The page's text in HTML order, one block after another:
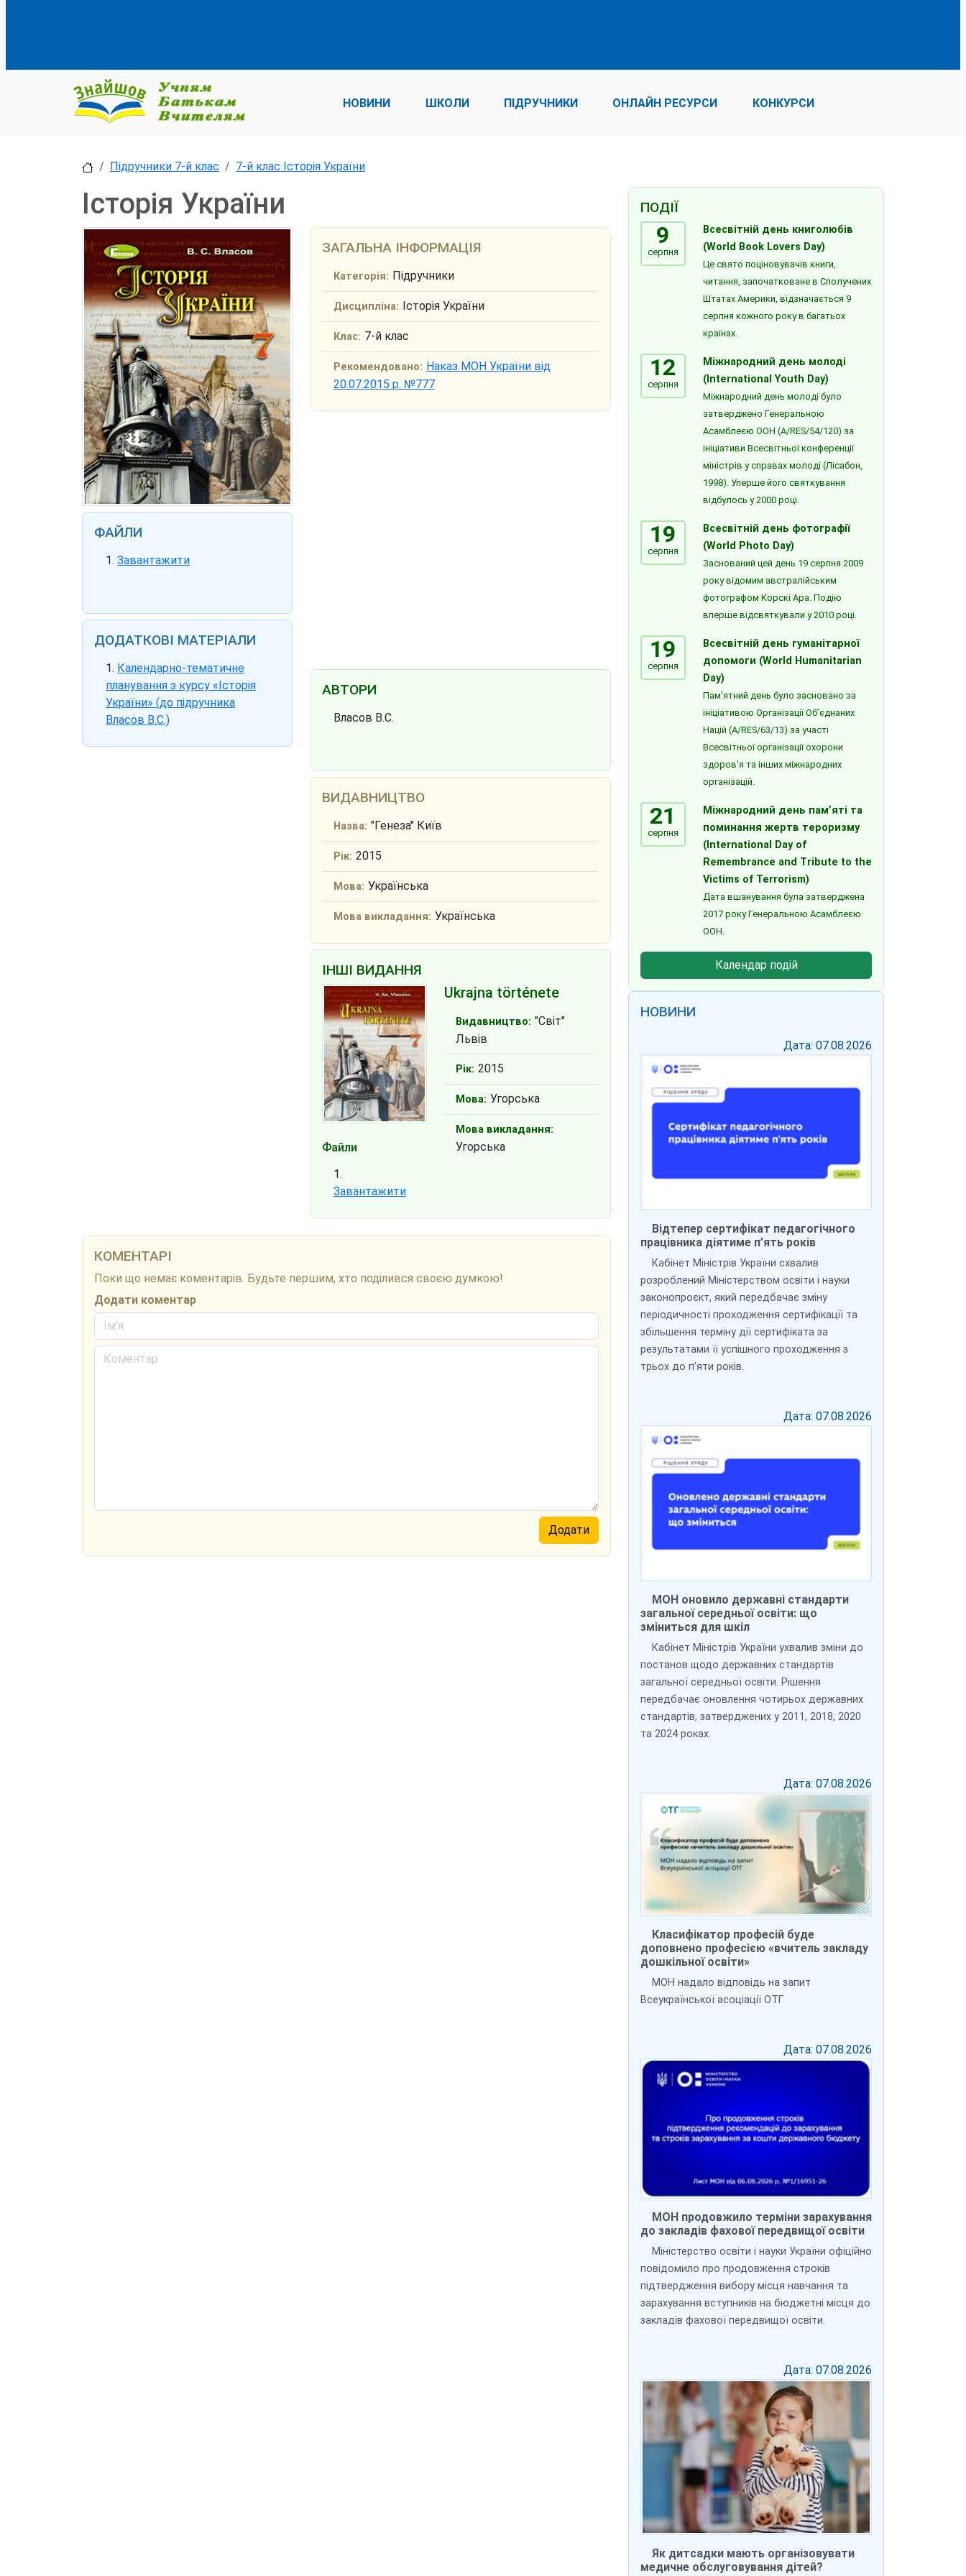
НОВИНИ ШКОЛИ ПІДРУЧНИКИ ОНЛАЙН РЕСУРСИ КОНКУРСИ
Підручники 7-й клас 7-й клас Історія України
Історія України
ФАЙЛИ
Завантажити
ДОДАТКОВІ МАТЕРІАЛИ
Календарно-тематичне
планування з курсу «Історія
України» (до підручника
Власов В.С.)
ЗАГАЛЬНА ІНФОРМАЦІЯ
Категорія: Підручники
Дисципліна: Історія України
Клас: 7-й клас
Рекомендовано: Наказ МОН України від
20.07.2015 р. №777
АВТОРИ
Власов В.С.
ВИДАВНИЦТВО
Назва: "Генеза" Київ
Рік: 2015
Мова: Українська
Мова викладання: Українська
ІНШІ ВИДАННЯ
Файли
Завантажити
Ukrajna története
Видавництво: "Світ"
Львів
Рік: 2015
Мова: Угорська
Мова викладання:
Угорська
КОМЕНТАРІ
Поки що немає коментарів. Будьте першим, хто поділився своєю думкою!
Додати коментар
ПОДІЇ
9
серпня
Всесвітній день книголюбів
(World Book Lovers Day)
Це свято поціновувачів книги,
читання, започатковане в Сполучених
Штатах Америки, відзначається 9
серпня кожного року в багатьох
країнах.
12
серпня
Міжнародний день молоді
(International Youth Day)
Міжнародний день молоді було
затверджено Генеральною
Асамблеєю ООН (A/RES/54/120) за
ініціативи Всесвітньої конференції
міністрів у справах молоді (Лісабон,
1998). Уперше його святкування
відбулось у 2000 році.
19
серпня
Всесвітній день фотографії
(World Photo Day)
Заснований цей день 19 серпня 2009
року відомим австралійським
фотографом Корскі Ара. Подію
вперше відсвяткували у 2010 році.
19
серпня
Всесвітній день гуманітарної
допомоги (World Humanitarian
Day)
Пам’ятний день було засновано за
ініціативою Організації Об’єднаних
Націй (A/RES/63/13) за участі
Всесвітньої організації охорони
здоров’я та інших міжнародних
організацій.
21
серпня
Міжнародний день пам’яті та
поминання жертв тероризму
(International Day of
Remembrance and Tribute to the
Victims of Terrorism)
Дата вшанування була затверджена
2017 року Генеральною Асамблеєю
ООН.
Календар подій
НОВИНИ
Дата: 07.08.2026
Відтепер сертифікат педагогічного
працівника діятиме п’ять років
Кабінет Міністрів України схвалив
розроблений Міністерством освіти і науки
законопроєкт, який передбачає зміну
періодичності проходження сертифікації та
збільшення терміну дії сертифіката за
результатами її успішного проходження з
трьох до пʼяти років.
Дата: 07.08.2026
МОН оновило державні стандарти
загальної середньої освіти: що
зміниться для шкіл
Кабінет Міністрів України ухвалив зміни до
постанов щодо державних стандартів
загальної середньої освіти. Рішення
передбачає оновлення чотирьох державних
стандартів, затверджених у 2011, 2018, 2020
та 2024 роках.
Дата: 07.08.2026
Класифікатор професій буде
доповнено професією «вчитель закладу
дошкільної освіти»
МОН надало відповідь на запит
Всеукраїнської асоціації ОТГ
Дата: 07.08.2026
МОН продовжило терміни зарахування
до закладів фахової передвищої освіти
Міністерство освіти і науки України офіційно
повідомило про продовження строків
підтвердження вибору місця навчання та
зарахування вступників на бюджетні місця до
закладів фахової передвищої освіти.
Дата: 07.08.2026
Як дитсадки мають організовувати
медичне обслуговування дітей?